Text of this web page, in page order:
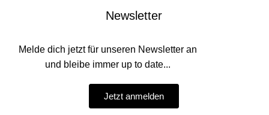
Newsletter
Melde dich jetzt für unseren Newsletter an
und bleibe immer up to date...
Jetzt anmelden